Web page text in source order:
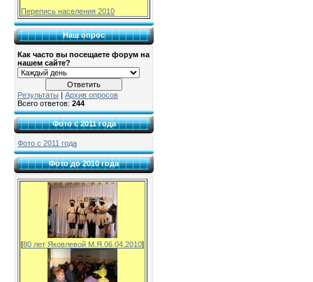
Перепись населения 2010
Наш опрос
Как часто вы посещаете форум на
нашем сайте?
Результаты
Архив опросов
Всего ответов: 244
Фото с 2011 года
Фото с 2011 года
Фото до 2010 года
[80 лет Яковлевой М.Я.06.04.2010]